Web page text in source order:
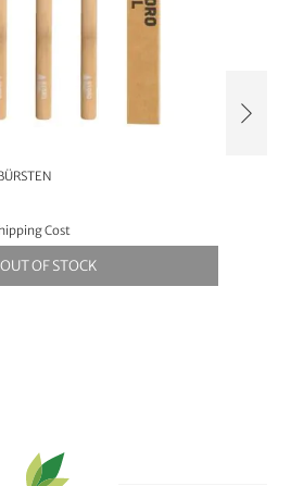
Cost
OUT OF STOCK